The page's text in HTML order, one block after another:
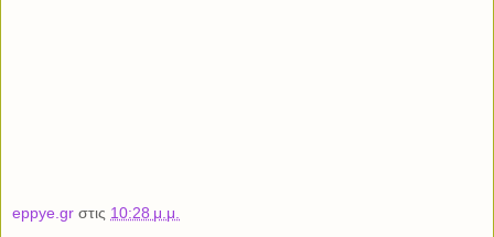
eppye.gr στις 10:28 μ.μ.